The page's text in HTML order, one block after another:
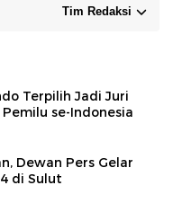
Tim Redaksi
Terpilih Jadi Juri
se-Indonesia
Dewan Pers Gelar
di Sulut